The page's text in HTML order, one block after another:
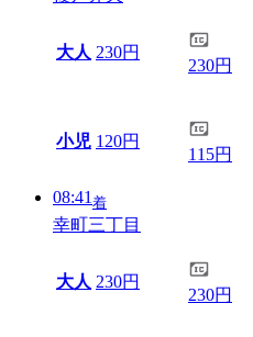
大人 230円
230円
小児 120円
115円
08:41着
幸町三丁目
大人 230円
230円